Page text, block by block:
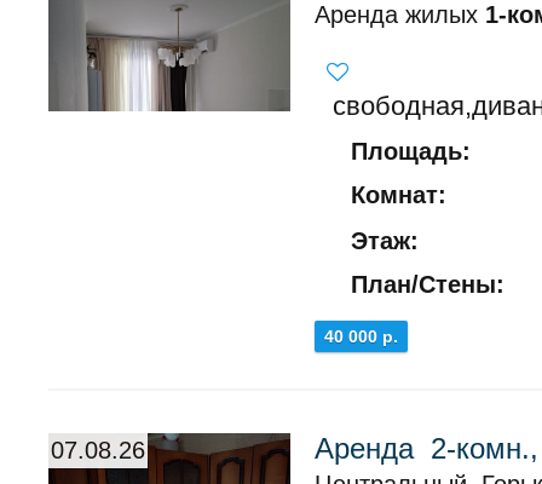
Аренда жилых 1-
Площадь:
Комнат:
Этаж:
План/Стены:
40 000 р.
07.08.26 Аренда 2-